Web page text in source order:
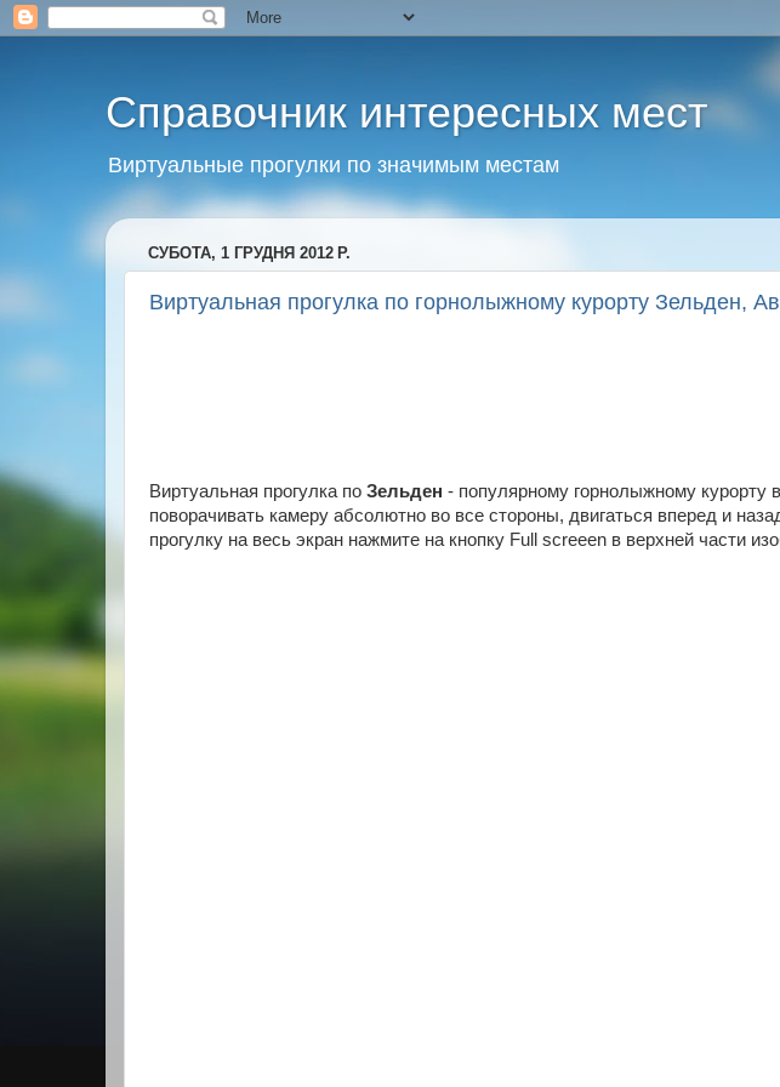
Справочник интересных мест
Виртуальные прогулки по значимым местам
СУБОТА, 1 ГРУДНЯ 2012 Р.
Виртуальная прогулка по горнолыжному курорту Зельден,
Виртуальная прогулка по Зельден - популярному горнолыжному
поворачивать камеру абсолютно во все стороны, двигаться вперед и
прогулку на весь экран нажмите на кнопку Full screeen в верхней части